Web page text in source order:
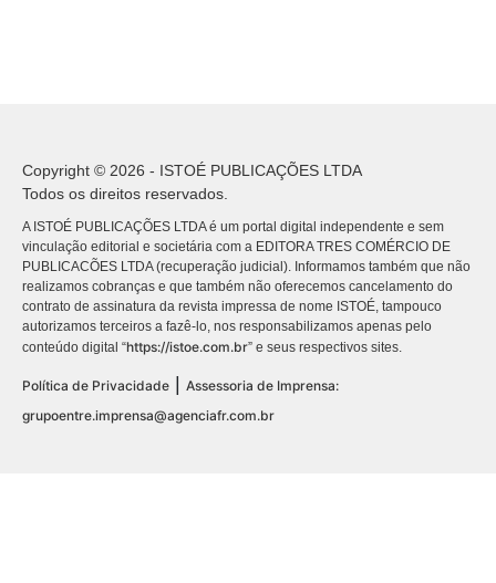
Copyright © 2026 - ISTOÉ PUBLICAÇÕES LTDA
Todos os direitos reservados.
A ISTOÉ PUBLICAÇÕES LTDA é um portal digital independente e sem
vinculação editorial e societária com a EDITORA TRES COMÉRCIO DE
PUBLICACÕES LTDA (recuperação judicial). Informamos também que não
realizamos cobranças e que também não oferecemos cancelamento do
contrato de assinatura da revista impressa de nome ISTOÉ, tampouco
autorizamos terceiros a fazê-lo, nos responsabilizamos apenas pelo
conteúdo digital “https://istoe.com.br” e seus respectivos sites.
Política de Privacidade
Assessoria de Imprensa:
grupoentre.imprensa@agenciafr.com.br